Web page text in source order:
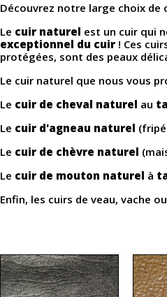
Découvrez notre large choix de
Le cuir naturel est un cuir qui
exceptionnel du cuir ! Ces
protégées, sont des peaux
Le cuir naturel que nous vous
Le cuir de cheval naturel au
Le cuir d'agneau naturel
Le cuir de chèvre naturel
Le cuir de mouton naturel à
Enfin, les cuirs de veau, vache